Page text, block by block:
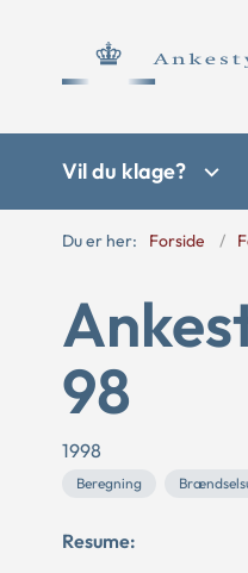
Vil du klage?
Du er her: Forside
98
1998
Beregning
Resume: